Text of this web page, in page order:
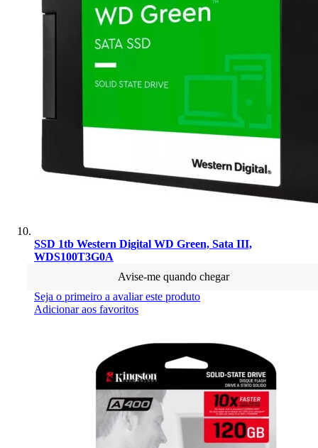
SSD 1tb Western Digital WD Green, Sata III,
WDS100T3G0A
Avise-me quando chegar
Seja o primeiro a avaliar este produto
Adicionar aos favoritos